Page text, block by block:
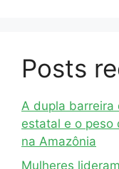
Posts
A dupla barreira
estatal e o peso
na Amazônia
Mulheres